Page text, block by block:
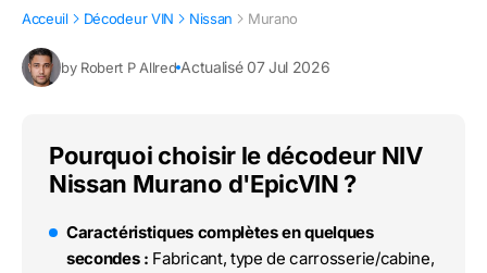
Acceuil Décodeur VIN Nissan Murano
by Robert P Allred Actualisé 07 Jul 2026
Pourquoi choisir le décodeur NIV
Nissan Murano d'EpicVIN ?
Caractéristiques complètes en quelques
secondes : Fabricant, type de carrosserie/cabine,